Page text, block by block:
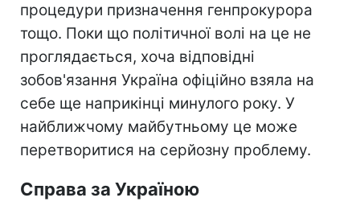
процедури призначення генпрокурора
тощо. Поки що політичної волі на це не
проглядається, хоча відповідні
зобов'язання Україна офіційно взяла на
себе ще наприкінці минулого року. У
найближчому майбутньому це може
перетворитися на серйозну проблему.
Справа за Україною